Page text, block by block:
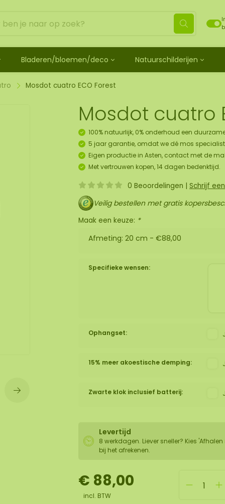
Mosdots [TIP]
Mosdot Cuatro
Mosdot set
Los mos behandeld
Bolmos
Fluff mos
ECO mos [Budget]
Bladeren/bloemen/deco
bladeren
Natuurschilderijen
Mosdot cuatro ECO Forest
Mosdot cuatro
100% natuurlijk, 0% onderhoud een
5 jaar garantie, omdat we dé mos
Eigen productie in Asten, contact met de
Met vertrouwen kopen, 14 dagen bedenktijd.
0 Beoordelingen | Schrijf
Veilig bestellen met gratis
Maak een keuze: *
Afmeting: 20 cm - €88,00
Specifieke wensen:
Ophangset:
15% meer akoestische demping:
Zwarte klok inclusief batterij:
Levertijd
8 werkdagen. Liever sneller? Kies 'Afhalen
bij het afrekenen.
€ 88,00
incl. BTW